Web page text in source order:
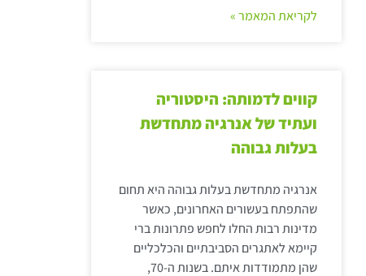
לקריאת המאמר »
קווים לדמותה: היסטוריה
ועתיד של אנרגיה מתחדשת
בעלות גבוהה
אנרגיה מתחדשת בעלות גבוהה היא תחום
שהתפתח בעשורים האחרונים, כאשר
מדינות רבות החלו לחפש פתרונות ברי
קיימא לאתגרים הסביבתיים והכלכליים
שהן מתמודדות איתם. בשנות ה-70,